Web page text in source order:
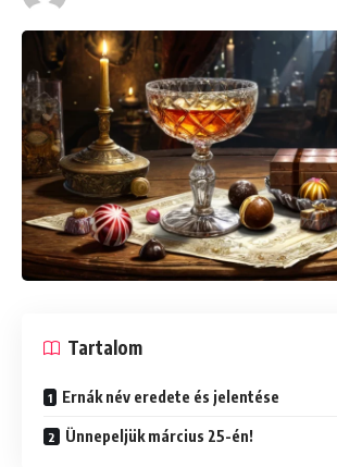
Tartalom
Ernák név eredete és jelentése
Ünnepeljük március 25-én!